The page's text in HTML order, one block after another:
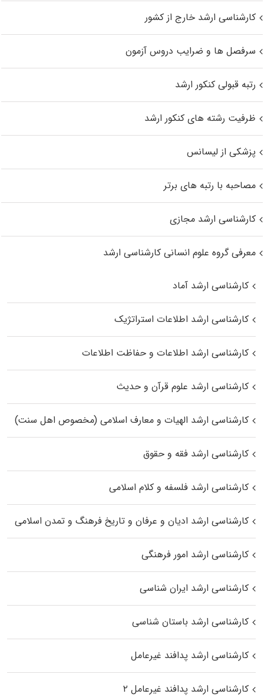
کارشناسی ارشد خارج از کشور
سرفصل ها و ضرایب دروس آزمون
رتبه قبولی کنکور ارشد
ظرفیت رشته های کنکور ارشد
پزشکی از لیسانس
مصاحبه با رتبه های برتر
کارشناسی ارشد مجازی
معرفی گروه علوم انسانی کارشناسی ارشد
کارشناسی ارشد آماد
کارشناسی ارشد اطلاعات استراتژیک
کارشناسی ارشد اطلاعات و حفاظت اطلاعات
کارشناسی ارشد علوم قرآن و حدیث
کارشناسی ارشد الهیات و معارف اسلامی (مخصوص اهل سنت)
کارشناسی ارشد فقه و حقوق
کارشناسی ارشد فلسفه و کلام اسلامی
کارشناسی ارشد ادیان و عرفان و تاریخ فرهنگ و تمدن اسلامی
کارشناسی ارشد امور فرهنگی
کارشناسی ارشد ایران شناسی
کارشناسی ارشد باستان شناسی
کارشناسی ارشد پدافند غیرعامل
کارشناسی ارشد پدافند غیرعامل ۲